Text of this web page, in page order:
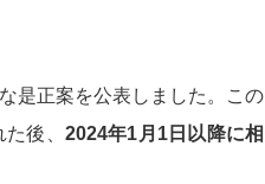
是正案を公表しました。この
後、 2024年1月1日以降に相